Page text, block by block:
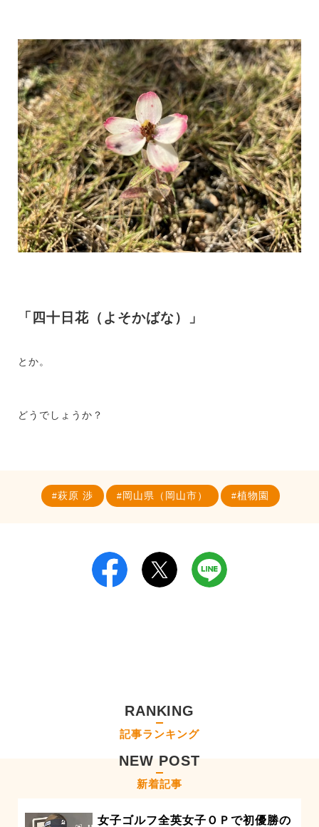
「四十日花（よそかばな）」
とか。
どうでしょうか？
萩原 渉 岡山県（岡山市） 植物園
RANKING
記事ランキング
NEW POST
新着記事
女子ゴルフ全英女子ＯＰで初優勝の